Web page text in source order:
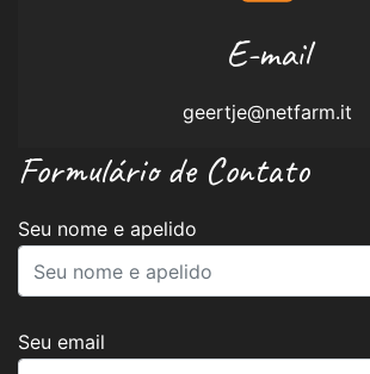
E-mail
geertje@netfarm.it
Formulário de Contato
Seu nome e apelido
Seu email